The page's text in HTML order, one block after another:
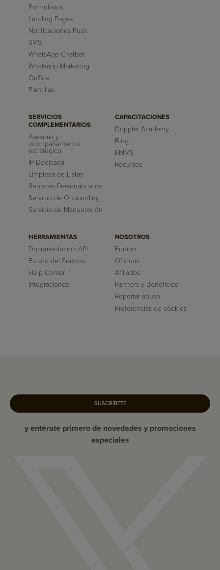
Formularios
Landing Pages
Notificaciones Push
SMS
WhatsApp Chatbot
Whatsapp Marketing
OnSite
Plantillas
SERVICIOS
COMPLEMENTARIOS
Asesoría y
acompañamiento
estratégico
IP Dedicada
Limpieza de Listas
Reportes Personalizados
Servicio de Onboarding
Servicio de Maquetación
CAPACITACIONES
Doppler Academy
Blog
EMMS
Recursos
HERRAMIENTAS
Documentación API
Estado del Servicio
Help Center
Integraciones
NOSOTROS
Equipo
Oficinas
Afiliados
Partners y Beneficios
Reportar abuso
Preferencias de cookies
SUSCRÍBETE
y entérate primero de novedades y promociones
especiales